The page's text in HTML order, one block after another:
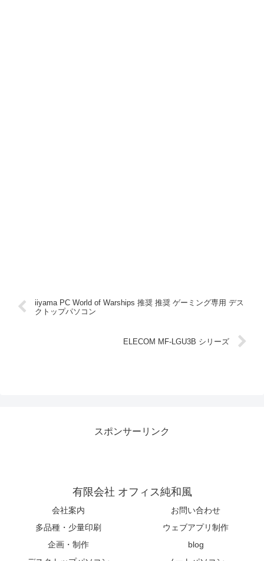
iiyama PC World of Warships 推奨 推奨 ゲーミング専用 デス
クトップパソコン
ELECOM MF-LGU3B シリーズ
スポンサーリンク
有限会社 オフィス純和風
会社案内
お問い合わせ
多品種・少量印刷
ウェブアプリ制作
企画・制作
blog